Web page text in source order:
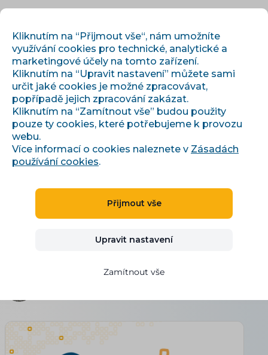
Úvod› Články a informace›
Reklama na marketplaces: Allegro Ads, Kaufland SPA/SBA
Reklama na
marketplaces: Allegro
Ads, Kaufland SPA/SBA
Kliknutím na “Přijmout vše“, nám umožníte
využívání cookies pro technické, analytické a
marketingové účely na tomto zařízení.
Kliknutím na “Upravit nastavení” můžete sami
určit jaké cookies je možné zpracovávat,
popřípadě jejich zpracování zakázat.
Kliknutím na “Zamítnout vše” budou použity
pouze ty cookies, které potřebujeme k provozu
webu.
Více informací o cookies naleznete v Zásadách
používání cookies.
Přijmout vše
Upravit nastavení
Zamítnout vše